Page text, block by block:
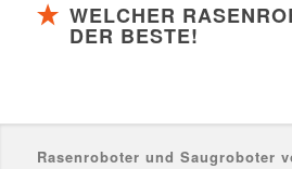
WELCHER
DER BESTE!
Rasenroboter und Saugroboter